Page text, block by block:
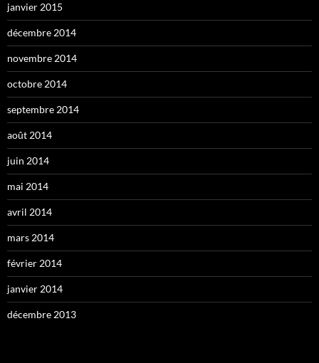
janvier 2015
décembre 2014
novembre 2014
octobre 2014
septembre 2014
août 2014
juin 2014
mai 2014
avril 2014
mars 2014
février 2014
janvier 2014
décembre 2013